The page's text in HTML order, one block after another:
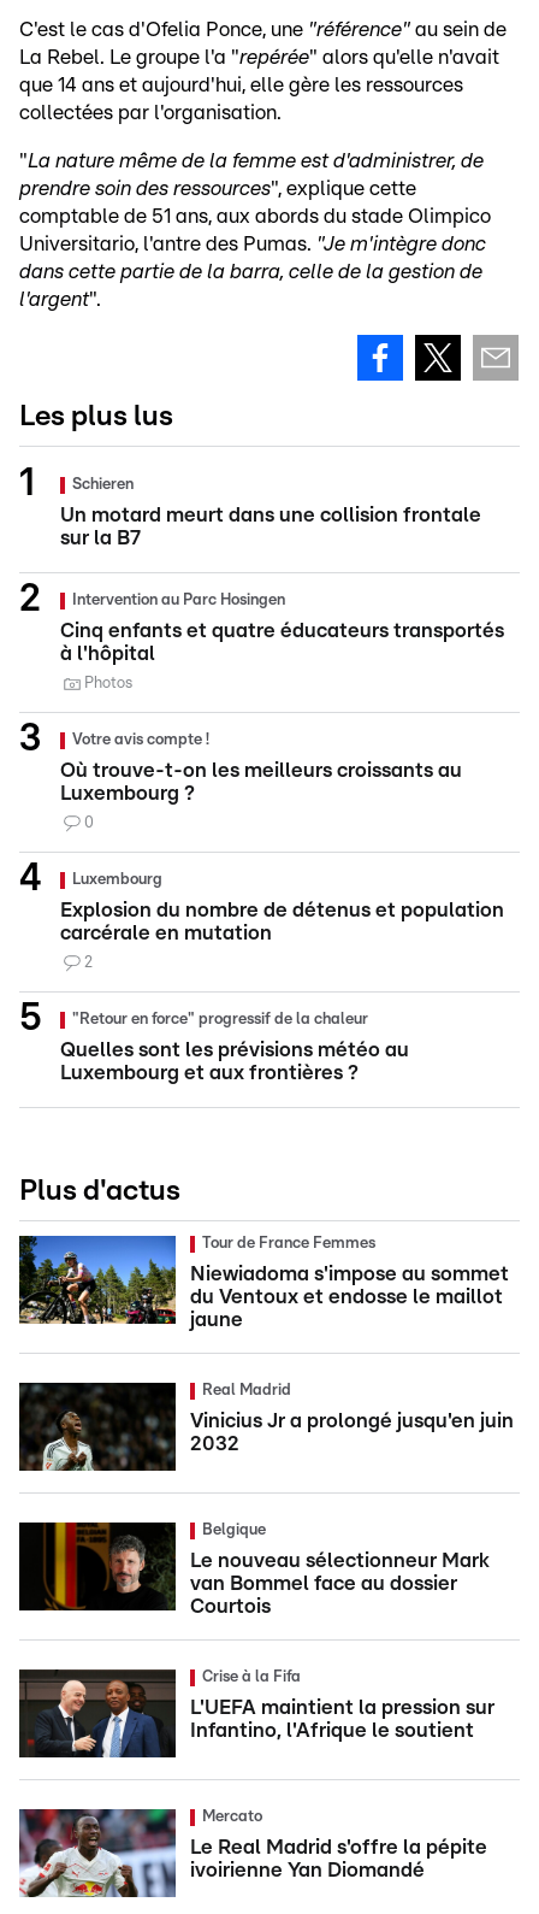
C'est le cas d'Ofelia Ponce, une "référence" au sein de
La Rebel. Le groupe l'a "repérée" alors qu'elle n'avait
que 14 ans et aujourd'hui, elle gère les ressources
collectées par l'organisation.
"La nature même de la femme est d'administrer, de
prendre soin des ressources", explique cette
comptable de 51 ans, aux abords du stade Olimpico
Universitario, l'antre des Pumas. "Je m'intègre donc
dans cette partie de la barra, celle de la gestion de
l'argent".
Les plus lus
Schieren
Un motard meurt dans une collision frontale
sur la B7
Intervention au Parc Hosingen
Cinq enfants et quatre éducateurs transportés
à l'hôpital
Photos
Votre avis compte !
Où trouve-t-on les meilleurs croissants au
Luxembourg ?
0
Luxembourg
Explosion du nombre de détenus et population
carcérale en mutation
2
"Retour en force" progressif de la chaleur
Quelles sont les prévisions météo au
Luxembourg et aux frontières ?
Plus d'actus
Tour de France Femmes
Niewiadoma s'impose au sommet
du Ventoux et endosse le maillot
jaune
Real Madrid
Vinicius Jr a prolongé jusqu'en juin
2032
Belgique
Le nouveau sélectionneur Mark
van Bommel face au dossier
Courtois
Crise à la Fifa
L'UEFA maintient la pression sur
Infantino, l'Afrique le soutient
Mercato
Le Real Madrid s'offre la pépite
ivoirienne Yan Diomandé